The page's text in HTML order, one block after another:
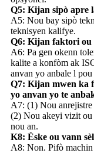
Q5: Kijan sipò apre
A5: Nou bay sipò
teknisyen kalifye.
Q6: Kijan faktori ou
A6: Pa gen okenn
kalite a konfòm ak
anvan yo anbale l pou
Q7: Kijan mwen ka
yo anvan yo te
A7: (1) Nou
(2) Nou akeyi vizit ou
nou an.
K8: Èske ou vann
A8: Non. Pifò